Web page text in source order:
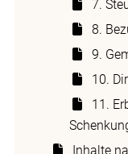
7.
8.
9.
10.
11.
Inhalte
Berichtigung,
Fassung vom